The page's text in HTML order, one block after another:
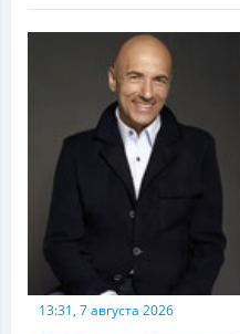
13:31, 7 августа 2026